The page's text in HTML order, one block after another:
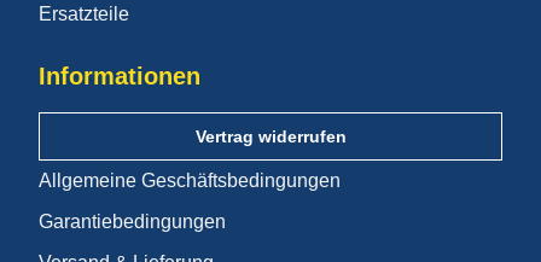
Ersatzteile
Informationen
Vertrag widerrufen
Allgemeine Geschäftsbedingungen
Garantiebedingungen